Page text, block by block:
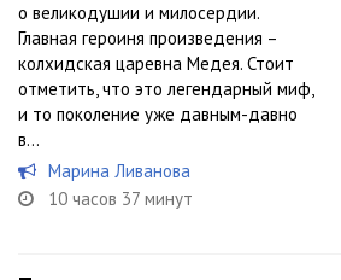
о великодушии и милосердии.
Главная героиня произведения –
колхидская царевна Медея. Стоит
отметить, что это легендарный миф,
и то поколение уже давным-давно
в...
Марина Ливанова
10 часов 37 минут